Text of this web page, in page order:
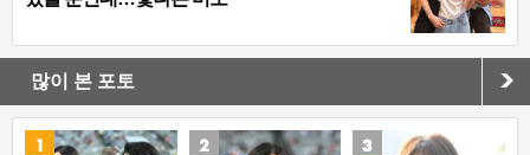
많이 본 포토